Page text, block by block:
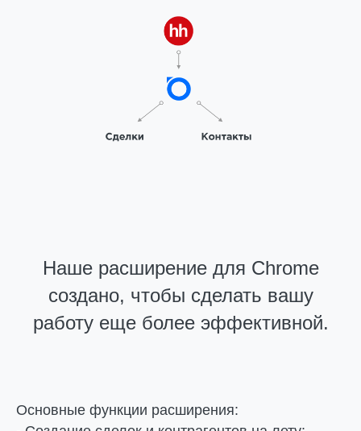
Наше расширение для Chrome
создано, чтобы сделать вашу
работу еще более эффективной.
Основные функции расширения: